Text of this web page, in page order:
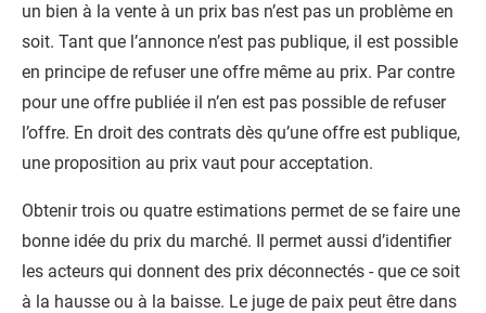
un bien à la vente à un prix bas n’est pas un problème en
soit. Tant que l’annonce n’est pas publique, il est possible
en principe de refuser une offre même au prix. Par contre
pour une offre publiée il n’en est pas possible de refuser
l’offre. En droit des contrats dès qu’une offre est publique,
une proposition au prix vaut pour acceptation.
Obtenir trois ou quatre estimations permet de se faire une
bonne idée du prix du marché. Il permet aussi d’identifier
les acteurs qui donnent des prix déconnectés - que ce soit
à la hausse ou à la baisse. Le juge de paix peut être dans